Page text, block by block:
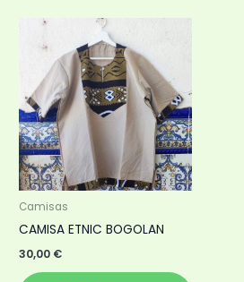
Camisas
CAMISA ETNIC BOGOLAN
30,00 €